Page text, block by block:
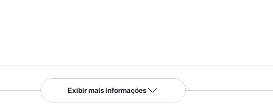
Serviços
Tipos de serviços
Exibir mais informações